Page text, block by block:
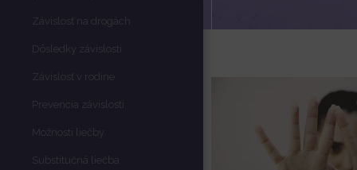
Závislosť na drogách
Dôsledky závislosti
Závislosť v rodine
Prevencia závislosti
Možnosti liečby
Substitučná liečba